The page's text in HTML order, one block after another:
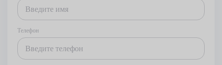
Телефон